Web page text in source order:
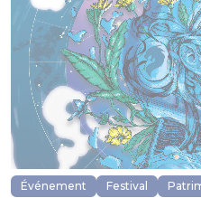
Événement Festival